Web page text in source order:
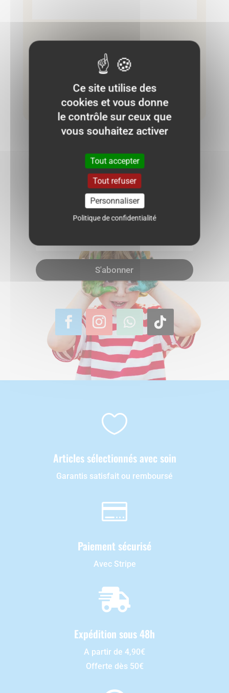
Pantalon Kiabi 1 mois – Jaune moutarde
3.00€
Ajouter au panier
NE RATEZ PLUS AUCUNE BONNE
AFFAIRE !
S'abonner

Articles sélectionnés avec soin
Garantis satisfait ou remboursé

Paiement sécurisé
Avec Stripe

Expédition sous 48h
A partir de 4,90€
Offerte dès 50€
Ce site utilise des
cookies et vous donne
le contrôle sur ceux que
vous souhaitez activer
Tout accepter
Tout refuser
Personnaliser
Politique de confidentialité